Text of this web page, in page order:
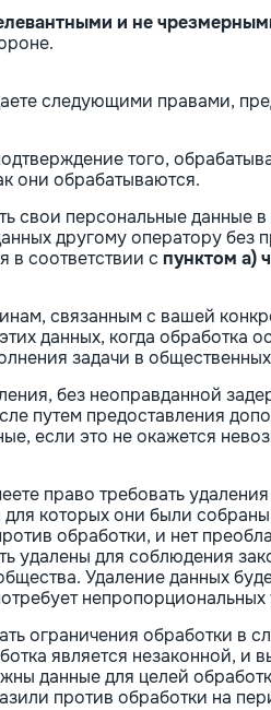
и не
следующими правами,
того,
они обрабатываются.
свои персональные данные
другому оператору без
в соответствии с пунктом a)
связанным с вашей
данных, когда обработка
задачи в
без неоправданной
путем предоставления
если это не окажется
право требовать
которых они были
обработки, и нет
для соблюдения
Удаление данных
непропорциональных
ограничения обработки в
является незаконной, и
данные для целей
против обработки на